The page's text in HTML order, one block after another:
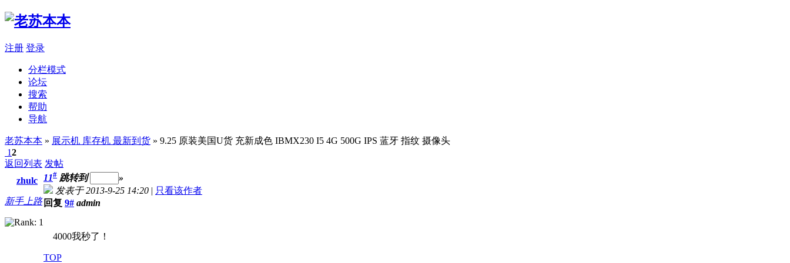
注册 登录
分栏模式
论坛
搜索
帮助
导航
老苏本本 » 展示机 库存机 最新到货 » 9.25 原装美国U货 充新成色 IBMX230 I5 4G 500G IPS 蓝牙 指纹 摄像头
12
返回列表 发帖
zhulc
新手上路
11# 跳转到
»
发表于 2013-9-25 14:20 | 只看该作者
回复 9# admin
4000我秒了！
TOP